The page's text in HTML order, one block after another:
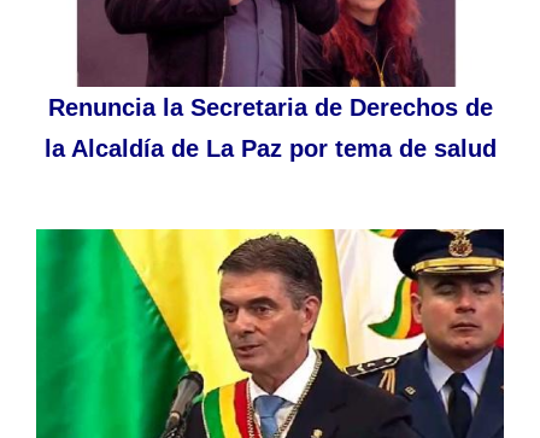
Renuncia la Secretaria de Derechos de
la Alcaldía de La Paz por tema de salud